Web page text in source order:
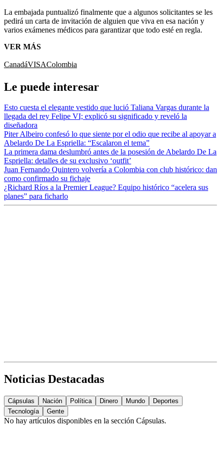
La embajada puntualizó finalmente que a algunos solicitantes se les
pedirá un carta de invitación de alguien que viva en esa nación y
varios exámenes médicos para garantizar que todo esté en regla.
VER MÁS
CanadáVISAColombia
Le puede interesar
Esto cuesta el elegante vestido que lució Taliana Vargas durante la
llegada del rey Felipe VI; explicó su significado y reveló la
diseñadora
Piter Albeiro confesó lo que siente por el odio que recibe al apoyar a
Abelardo De La Espriella: “Escalaron el tema”
La primera dama deslumbró antes de la posesión de Abelardo De La
Espriella: detalles de su exclusivo ‘outfit’
Juan Fernando Quintero volvería a Colombia con club histórico: dan
como confirmado su fichaje
¿Richard Ríos a la Premier League? Equipo histórico “acelera sus
planes” para ficharlo
Noticias Destacadas
Cápsulas Nación Política Dinero Mundo
Deportes
Tecnología
Gente
No hay artículos disponibles en la sección Cápsulas.